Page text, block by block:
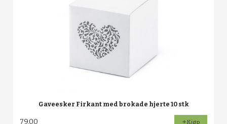
Gaveesker Firkant med brokade hjerte 10 stk
79,00 Kjøp